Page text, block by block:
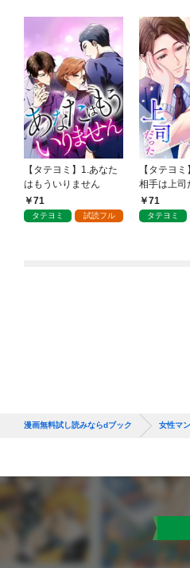
【タテヨミ】1.あなた
はもういりません
71
タテヨミ 試読フル
【タテヨ
相手は上司
71
タテヨミ
漫画無料試し読みならdブック 女性マ